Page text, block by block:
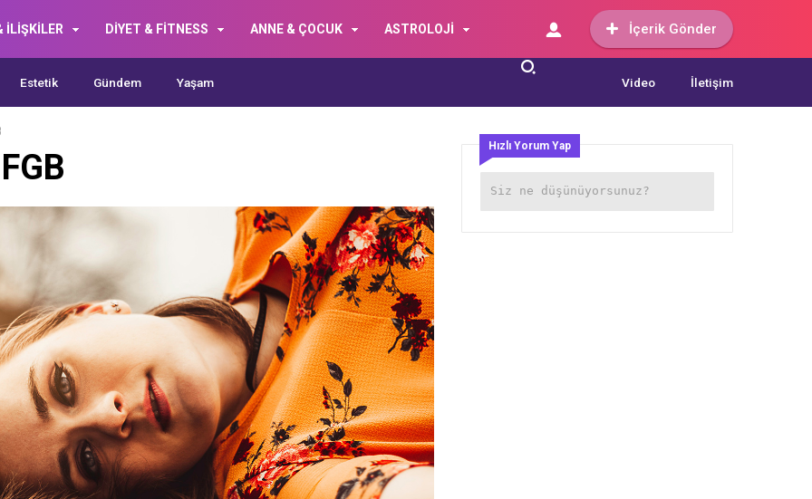
İLİŞKİLER DİYET & FİTNESS ANNE & ÇOCUK ASTROLOJİ İçerik Gönder
Estetik Gündem Yaşam Video İletişim
Hızlı Yorum Yap